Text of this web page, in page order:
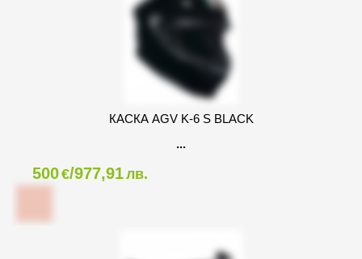
КАСКА AGV K-6 S BLACK
500€/977,91лв.